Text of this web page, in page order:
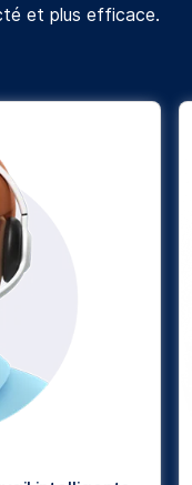
et plus efficace.